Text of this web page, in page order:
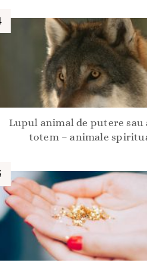
Lupul animal de putere sau
totem – animale